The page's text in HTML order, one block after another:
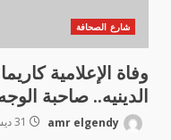
شارع الصحافة
وفاة الإعلامية
الدينيه.. صاحبة